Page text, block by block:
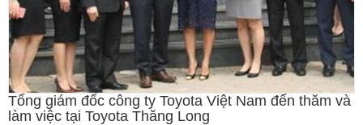
Tổng giám đốc công ty Toyota Việt Nam đến thăm và
làm việc tại Toyota Thăng Long